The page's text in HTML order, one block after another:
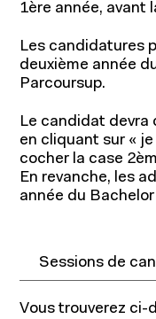
1ère année, avant
Les candidatures
deuxième année
Parcoursup.
Le candidat devra
en cliquant sur «
cocher la case
En revanche, les
année du
Sessions de
Vous trouverez ci-